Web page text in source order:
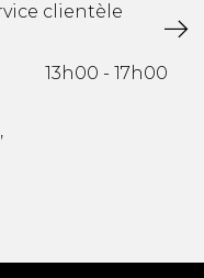
clientèle
13h00 - 17h00